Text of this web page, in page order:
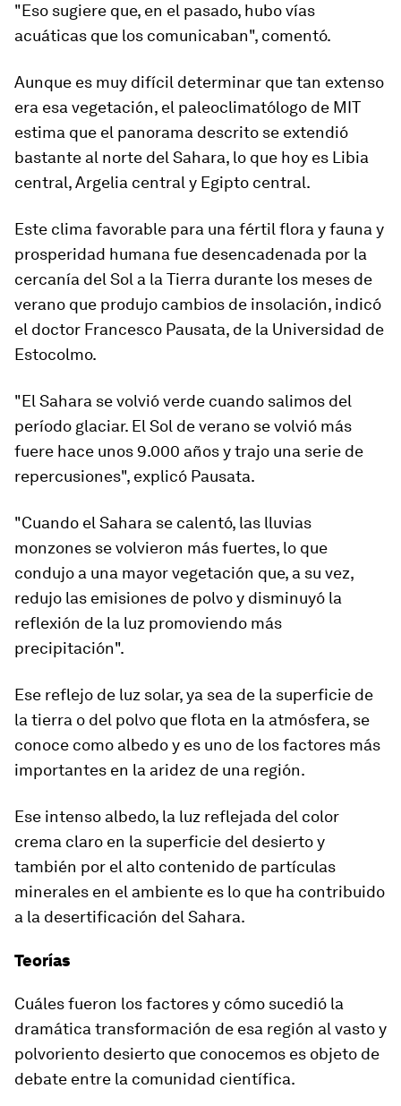
"Eso sugiere que, en el pasado, hubo vías
acuáticas que los comunicaban", comentó.
Aunque es muy difícil determinar que tan extenso
era esa vegetación, el paleoclimatólogo de MIT
estima que el panorama descrito se extendió
bastante al norte del Sahara, lo que hoy es Libia
central, Argelia central y Egipto central.
Este clima favorable para una fértil flora y fauna y
prosperidad humana fue desencadenada por la
cercanía del Sol a la Tierra durante los meses de
verano que produjo cambios de insolación, indicó
el doctor Francesco Pausata, de la Universidad de
Estocolmo.
"El Sahara se volvió verde cuando salimos del
período glaciar. El Sol de verano se volvió más
fuere hace unos 9.000 años y trajo una serie de
repercusiones", explicó Pausata.
"Cuando el Sahara se calentó, las lluvias
monzones se volvieron más fuertes, lo que
condujo a una mayor vegetación que, a su vez,
redujo las emisiones de polvo y disminuyó la
reflexión de la luz promoviendo más
precipitación".
Ese reflejo de luz solar, ya sea de la superficie de
la tierra o del polvo que flota en la atmósfera, se
conoce como albedoy es uno de los factores más
importantes en la aridez de una región.
Ese intenso albedo, la luz reflejada del color
crema claro en la superficie del desierto y
también por el alto contenido de partículas
minerales en el ambiente es lo que ha contribuido
a la desertificación del Sahara.
Teorías
Cuáles fueron los factores y cómo sucedió la
dramática transformación de esa región al vasto y
polvoriento desierto que conocemos es objeto de
debate entre la comunidad científica.